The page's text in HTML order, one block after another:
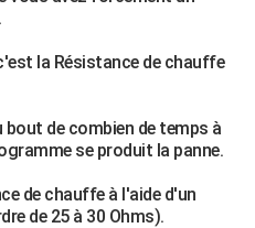
la Résistance de chauffe
bout de combien de temps à
se produit la panne.
de chauffe à l'aide d'un
de 25 à 30 Ohms).